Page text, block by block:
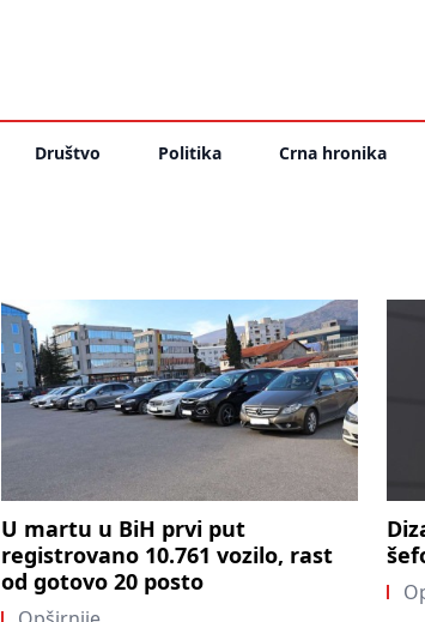
Društvo Politika Crna hronika
U martu u BiH prvi put
registrovano 10.761 vozilo, rast
od gotovo 20 posto